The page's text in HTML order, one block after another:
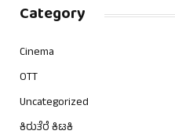
Category
Cinema
OTT
Uncategorized
ಕಿರುತೆರೆ ಕಿಟಕಿ